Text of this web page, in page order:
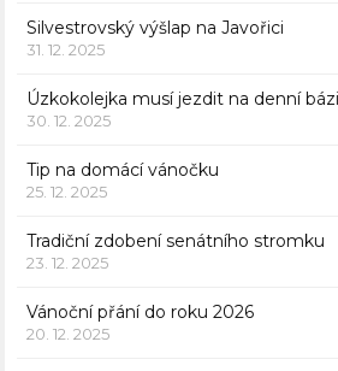
Silvestrovský výšlap na Javořici
31. 12. 2025
Úzkokolejka musí jezdit na denní bázi
30. 12. 2025
Tip na domácí vánočku
25. 12. 2025
Tradiční zdobení senátního stromku
23. 12. 2025
Vánoční přání do roku 2026
20. 12. 2025